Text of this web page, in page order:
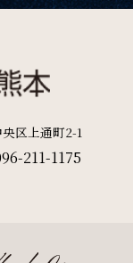
区上通町2-1
211-1175